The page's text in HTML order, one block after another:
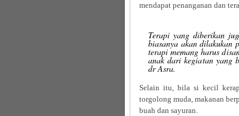
mendapat penanganan dan
Terapi yang diberikan
biasanya akan dilakukan
terapi memang harus
anak dari kegiatan yang
dr Asra.
Selain itu, bila si kecil kerap
torgolong muda, makanan
buah dan sayuran.